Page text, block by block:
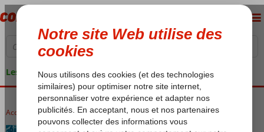
Les garanties de vacances
Accueil Hôtels Corendon Trendy